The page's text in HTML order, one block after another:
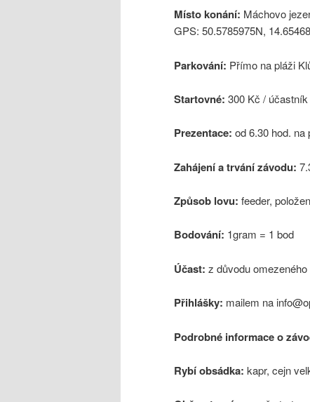
Místo konání: Máchovo
GPS: 50.5785975N,
Parkování: Přímo na pláži
Startovné: 300 Kč / účastník
Prezentace: od 6.30 hod.
Zahájení a trvání závodu:
Způsob lovu: feeder,
Bodování: 1gram = 1 bod
Účast: z důvodu
Přihlášky: mailem na
Podrobné informace o
Rybí obsádka: kapr, cejn